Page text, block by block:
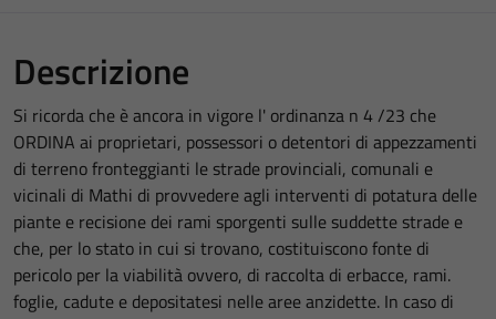
Descrizione
Si ricorda che è ancora in vigore l' ordinanza n 4 /23 che
ORDINA ai proprietari, possessori o detentori di appezzamenti
di terreno fronteggianti le strade provinciali, comunali e
vicinali di Mathi di provvedere agli interventi di potatura delle
piante e recisione dei rami sporgenti sulle suddette strade e
che, per lo stato in cui si trovano, costituiscono fonte di
pericolo per la viabilità ovvero, di raccolta di erbacce, rami.
foglie, cadute e depositatesi nelle aree anzidette. In caso di